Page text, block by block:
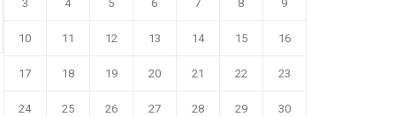
3 4 5 6 7 8 9
10 11 12 13 14 15 16
17 18 19 20 21 22 23
24 25 26 27 28 29 30